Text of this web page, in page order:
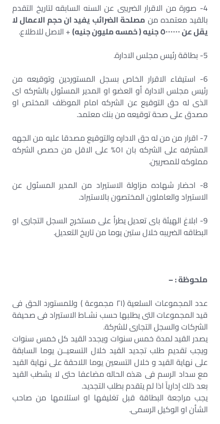
4- صورة من الاقرار الضريبى عن السنه السابقه لتاريخ التقدم
بالقيد معتمده من مصلحة الضرائب يفيد ان حجم الاعمال لا
يقل عن ٥٠٠٠٠٠٠ جنيه ( خمسه مليون جنيه)
+ الاصل للاطلاع.
5- بطاقة رئيس مجلس الادارة.
6- استيفاء الاقرار الخاص بسجل المستوردين وتوقيعه من
رئيس مجلس الادارة أو العضو او المدير المسئول بالشركه اى
الذى له حق التوقيع عن الشركه امام الموظف المختص او
مصدق على صحة توقيعه من بنك معتمد.
7- اقرار من من له حق الاداره والتوقيع مصدقا عليه من الجهه
المشرفه على الشركه بان ٥١% على الاقل من حصص الشركه
مملوكه للمصريين.
8- احضار شهاده مزاولة الاستيراد من المدير المسئول عن
الاستيراد والعاملون المختصون بالاستيراد.
9- ابلاغ الهيئة باى تعديل يطرأ على مستخرج السجل التجارى او
البطاقه الضريبه خلال ستين يوما من تاريخ التعديل.
ملحوظة : –
عدد المجموعات السلعية (٢١ مجموعة ) وللمستورد الحق فى
قيد المجموعات التى يطلبها حسب نشـاط الاستيراد فى صحيفة
الشركات والسجل التجارى للشركة.
يصدر القيد لمدة خمس سنوات ويجدد القيد كل خمس سنوات
ويجب تقديم طلب تجديد القيد خلال التسعيــن يوما السابقة
على نهاية القيد و خلال التسعين يوما اللاحقة على نهاية القيد
مع سداد الرسم فى هذه الحاله مضاعفا حتى لا يشطب القيد
بعد ذلك إدارياً اذا لم يتقدم بطلب التجديد.
يجب مراجعة البطاقة قبل تغليفها او استلامها من صاحب
الشأن او الوكيل الرسمى.